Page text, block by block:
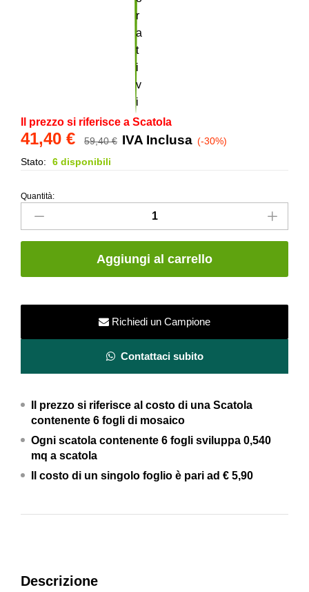
Il prezzo si riferisce a Scatola
41,40 € 59,40€ IVA Inclusa (-30%)
Stato:
6 disponibili
Mosaico
-
Ballacche
-
Ceramiche
quantity
Quantità:
Aggiungi al carrello
Richiedi un Campione
Contattaci subito
Il prezzo si riferisce al costo di una Scatola
contenente 6 fogli di mosaico
Ogni scatola contenente 6 fogli sviluppa 0,540
mq a scatola
Il costo di un singolo foglio è pari ad € 5,90
Descrizione